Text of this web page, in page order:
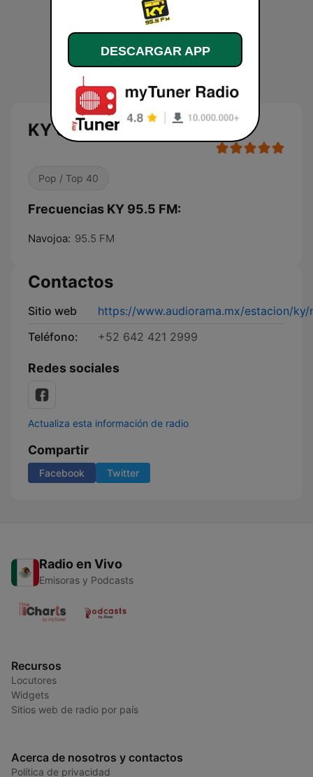
KY 95.5 FM en vivo
Pop / Top 40
Frecuencias KY 95.5 FM:
Navojoa: 95.5 FM
Contactos
Sitio web
https://www.audiorama.mx/estacion/ky/
Teléfono:
+52 642 421 2999
Redes sociales
Actualiza esta información de radio
Compartir
Facebook Twitter
Radio en Vivo
Emisoras y Podcasts
Recursos
Locutores
Widgets
Sitios web de radio por país
Acerca de nosotros y contactos
Política de privacidad
DESCARGAR APP